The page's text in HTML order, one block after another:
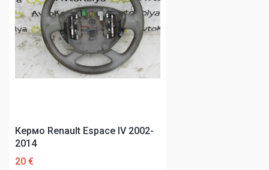
Кермо Renault Espace IV 2002-
2014
20 €